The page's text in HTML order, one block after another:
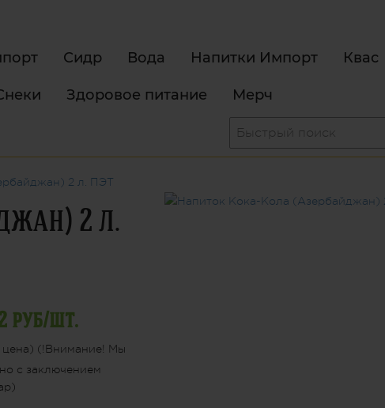
Сидр Вода Напитки Импорт Квас
Здоровое питание Мерч
2 л. ПЭТ
2 л.
руб/шт.
цена) (!Внимание! Мы
с заключением